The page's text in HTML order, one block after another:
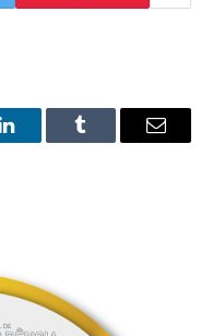
LinkedInTumblr
E-